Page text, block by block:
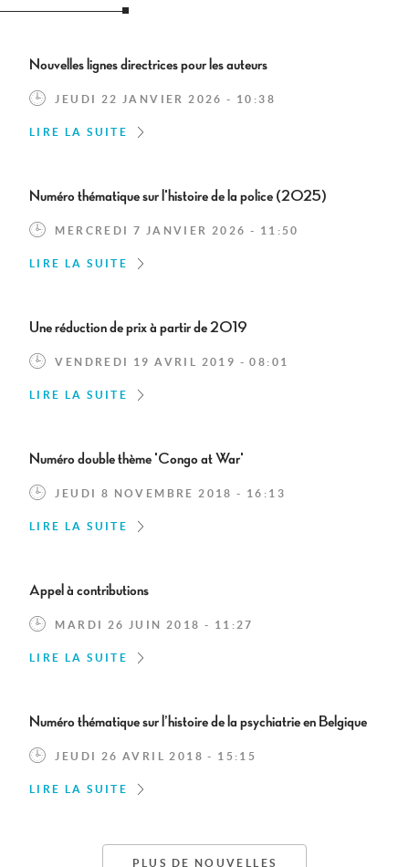
Nouvelles lignes directrices pour les auteurs
JEUDI 22 JANVIER 2026 - 10:38
LIRE LA SUITE
Numéro thématique sur l'histoire de la police (2025)
MERCREDI 7 JANVIER 2026 - 11:50
LIRE LA SUITE
Une réduction de prix à partir de 2019
VENDREDI 19 AVRIL 2019 - 08:01
LIRE LA SUITE
Numéro double thème 'Congo at War'
JEUDI 8 NOVEMBRE 2018 - 16:13
LIRE LA SUITE
Appel à contributions
MARDI 26 JUIN 2018 - 11:27
LIRE LA SUITE
Numéro thématique sur l’histoire de la psychiatrie en Belgique
JEUDI 26 AVRIL 2018 - 15:15
LIRE LA SUITE
PLUS DE NOUVELLES